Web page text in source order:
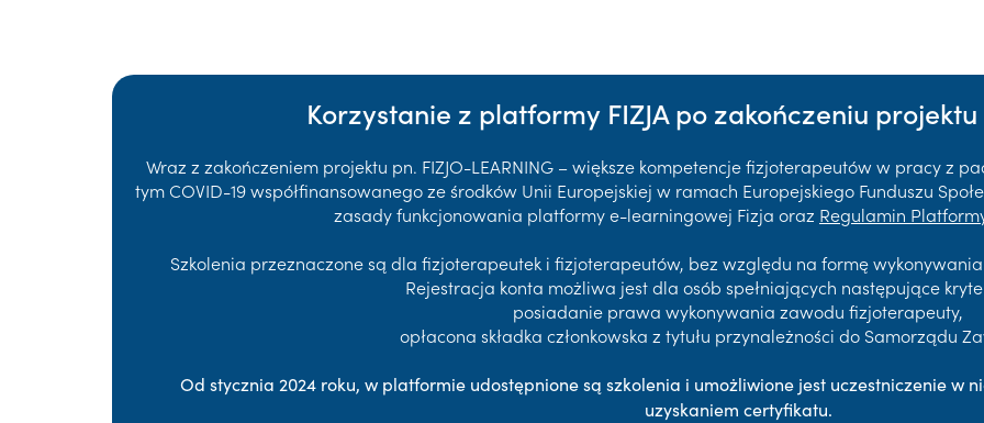
Korzystanie z platformy FIZJA po zakończeniu
Wraz z zakończeniem projektu pn. FIZJO-LEARNING – większe kompetencje fizjoterapeutów w pracy z
tym COVID-19 współfinansowanego ze środków Unii Europejskiej w ramach Europejskiego Funduszu
zasady funkcjonowania platformy e-learningowej Fizja oraz Regulamin
Szkolenia przeznaczone są dla fizjoterapeutek i fizjoterapeutów, bez względu na formę
Rejestracja konta możliwa jest dla osób spełniających następujące
posiadanie prawa wykonywania zawodu fizjoterapeuty,
opłacona składka członkowska z tytułu przynależności do Samorządu
Od stycznia 2024 roku, w platformie udostępnione są szkolenia i umożliwione jest uczestniczenie w
uzyskaniem certyfikatu.